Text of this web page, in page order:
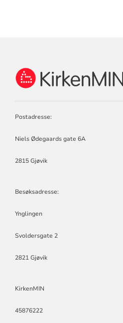
Postadresse:
Niels Ødegaards gate 6A
2815 Gjøvik
Besøksadresse:
Ynglingen
Svoldersgate 2
2821 Gjøvik
KirkenMIN
45876222